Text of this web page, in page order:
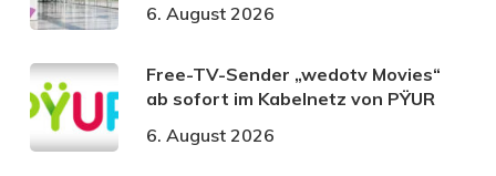
6. August 2026
Free-TV-Sender „wedotv Movies“
ab sofort im Kabelnetz von PŸUR
6. August 2026